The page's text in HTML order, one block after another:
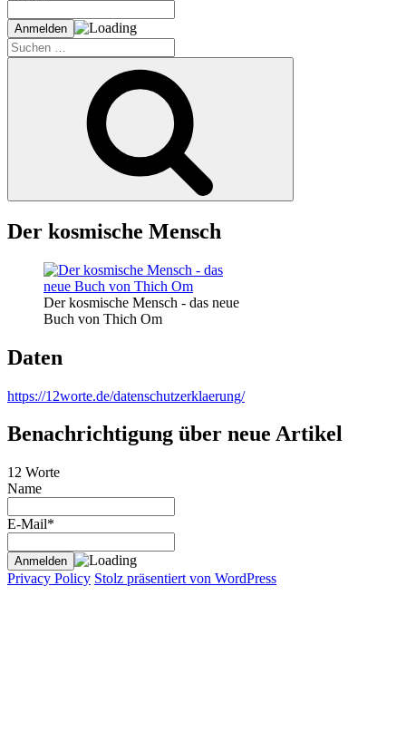
Suche
nach:
Der kosmische Mensch
Der kosmische Mensch - das neue
Buch von Thich Om
Daten
https://12worte.de/datenschutzerklaerung/
Benachrichtigung über neue Artikel
12 Worte
Name
E-Mail*
Privacy Policy Stolz präsentiert von WordPress